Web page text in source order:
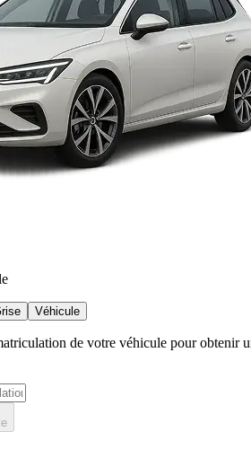
Véhicule
de votre véhicule pour obtenir